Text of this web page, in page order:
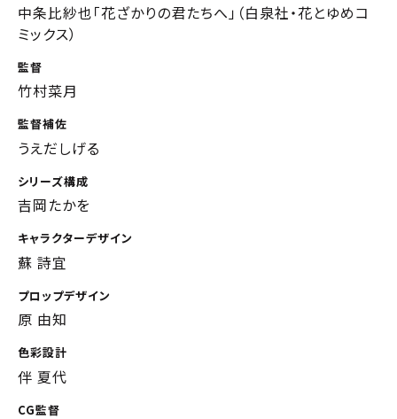
中条比紗也「花ざかりの君たちへ」（白泉社・花とゆめコ
ミックス）
監督
竹村菜月
監督補佐
うえだしげる
シリーズ構成
吉岡たかを
キャラクターデザイン
蘇 詩宜
プロップデザイン
原 由知
色彩設計
伴 夏代
CG監督